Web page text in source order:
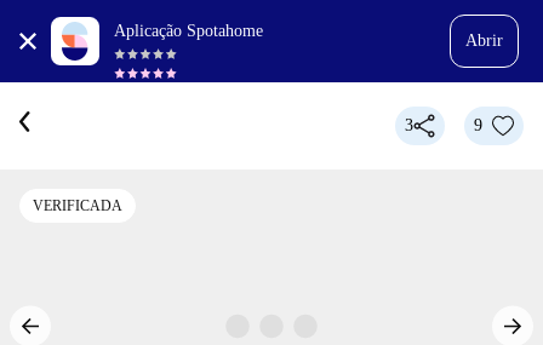
Aplicação Spotahome
Abrir
3 9
VERIFICADA